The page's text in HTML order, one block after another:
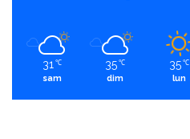
31 ℃
sam
35 ℃
dim
35 ℃
lun